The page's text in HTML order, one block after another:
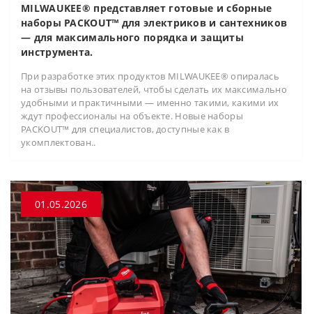
MILWAUKEE® представляет готовые и сборные
наборы PACKOUT™ для электриков и сантехников
— для максимального порядка и защиты
инструмента.
При разработке этих продуктов MILWAUKEE® опиралась
на отзывы пользователей, чтобы сделать их максимально
удобными и практичными — именно такими, какими их
ждут профессионалы на объекте. Новые наборы
PACKOUT™ для специалистов, доступные как в
укомплектован..
01.05.2026